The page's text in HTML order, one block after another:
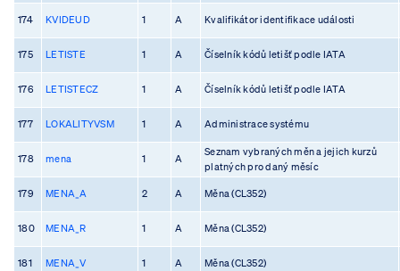
174 KVIDEUD 1 A Kvalifikátor identifikace události
175 LETISTE 1 A Číselník kódů letišť podle IATA
176 LETISTECZ 1 A Číselník kódů letišť podle IATA
177 LOKALITYVSM 1 A Administrace systému
178 mena 1 A
Seznam vybraných měn a jejich kurzů
platných pro daný měsíc
179 MENA_A 2 A Měna (CL352)
180 MENA_R 1 A Měna (CL352)
181 MENA_V 1 A Měna (CL352)